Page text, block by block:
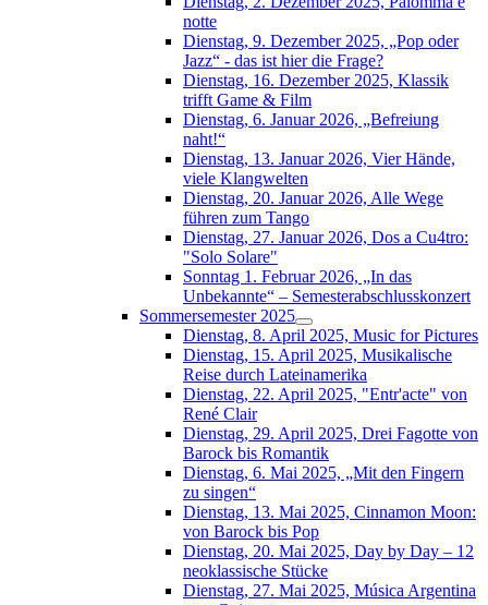
notte
Dienstag, 9. Dezember 2025, „Pop oder
Jazz“ - das ist hier die Frage?
Dienstag, 16. Dezember 2025, Klassik
trifft Game & Film
Dienstag, 6. Januar 2026, „Befreiung
naht!“
Dienstag, 13. Januar 2026, Vier Hände,
viele Klangwelten
Dienstag, 20. Januar 2026, Alle Wege
führen zum Tango
Dienstag, 27. Januar 2026, Dos a Cu4tro:
"Solo Solare"
Sonntag 1. Februar 2026, „In das
Unbekannte“ – Semesterabschlusskonzert
Sommersemester 2025
Dienstag, 8. April 2025, Music for Pictures
Dienstag, 15. April 2025, Musikalische
Reise durch Lateinamerika
Dienstag, 22. April 2025, "Entr'acte" von
René Clair
Dienstag, 29. April 2025, Drei Fagotte von
Barock bis Romantik
Dienstag, 6. Mai 2025, „Mit den Fingern
zu singen“
Dienstag, 13. Mai 2025, Cinnamon Moon:
von Barock bis Pop
Dienstag, 20. Mai 2025, Day by Day – 12
neoklassische Stücke
Dienstag, 27. Mai 2025, Música Argentina